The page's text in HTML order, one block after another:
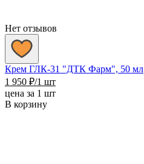
Нет отзывов
Крем ГЛК-31 "ДТК Фарм", 50 мл
1 950 ₽/1 шт
цена за 1 шт
В корзину